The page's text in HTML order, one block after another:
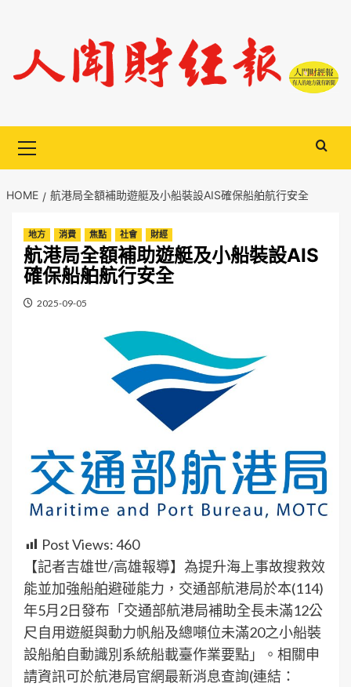
content
Menu
HOME 航港局全額補助遊艇及小船裝設AIS確保船舶航行安全
地方 消費 焦點 社會 財經
航港局全額補助遊艇及小船裝設AIS
確保船舶航行安全
2025-09-05
Post Views:460
【記者吉雄世/高雄報導】為提升海上事故搜救效
能並加強船舶避碰能力，交通部航港局於本(114)
年5月2日發布「交通部航港局補助全長未滿12公
尺自用遊艇與動力帆船及總噸位未滿20之小船裝
設船舶自動識別系統船載臺作業要點」。相關申
請資訊可於航港局官網最新消息查詢(連結：